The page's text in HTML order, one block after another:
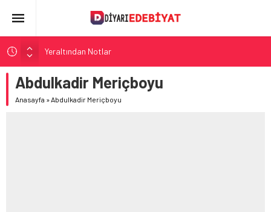
Yeraltından Notlar
Aylak Adam
Zebercet
Demiryolu Hikâyecileri
Abdulkadir Meriçboyu
Anasayfa »Abdulkadir Meriçboyu